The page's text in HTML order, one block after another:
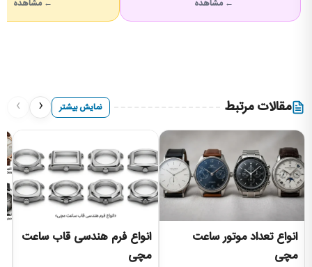
← مشاهده ← مشاهده
مقالات مرتبط نمایش بیشتر ‹
›
انواع تعداد موتور ساعت
مچی
انواع فرم هندسی قاب ساعت
مچی